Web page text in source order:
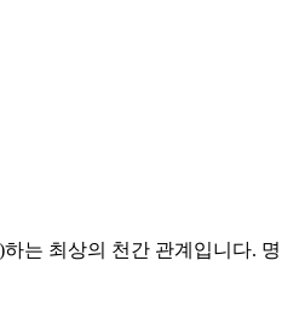
는 최상의 천간 관계입니다.